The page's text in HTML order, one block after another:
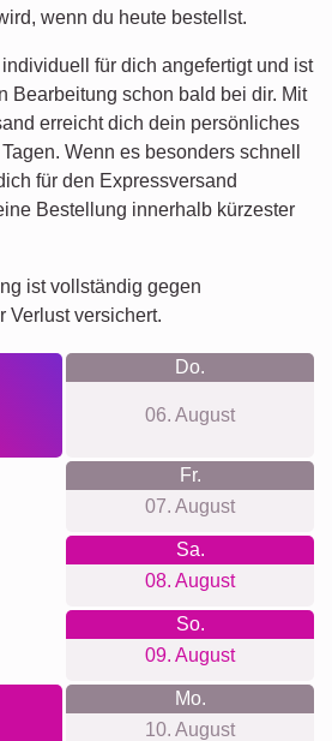
wenn du heute bestellst.
für dich angefertigt und ist
Bearbeitung schon bald bei dir. Mit
erreicht dich dein persönliches
Wenn es besonders schnell
für den Expressversand
Bestellung innerhalb kürzester
ist vollständig gegen
Verlust versichert.
Do.
06. August
Fr.
07. August
Sa.
08. August
So.
09. August
Mo.
10. August